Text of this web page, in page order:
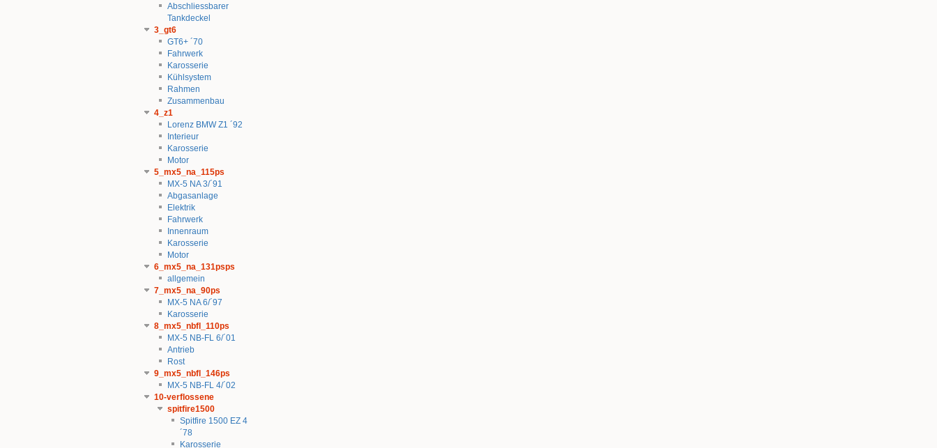
Abschliessbarer
Tankdeckel
3_gt6
GT6+ ´70
Fahrwerk
Karosserie
Kühlsystem
Rahmen
Zusammenbau
4_z1
Lorenz BMW Z1 ´92
Interieur
Karosserie
Motor
5_mx5_na_115ps
MX-5 NA 3/´91
Abgasanlage
Elektrik
Fahrwerk
Innenraum
Karosserie
Motor
6_mx5_na_131psps
allgemein
7_mx5_na_90ps
MX-5 NA 6/´97
Karosserie
8_mx5_nbfl_110ps
MX-5 NB-FL 6/´01
Antrieb
Rost
9_mx5_nbfl_146ps
MX-5 NB-FL 4/´02
10-verflossene
spitfire1500
Spitfire 1500 EZ 4
´78
Karosserie